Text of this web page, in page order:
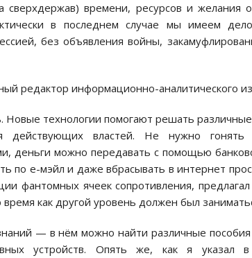
сверхдержав) времени, ресурсов и желания
в последнем случае мы имеем
без объявления войны,
редактор информационно-аналитического
Новые технологии помогают решать
властей. Не нужно гонять
деньги можно передавать с помощью
по е-мэйл и даже вбрасывать в интернет
фантомных ячеек сопротивления,
как другой уровень должен был
— в нём можно найти различные пособия
устройств. Опять же, как я указал